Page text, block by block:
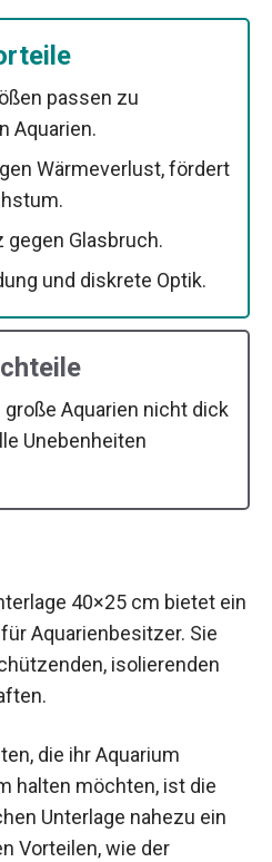
passen zu
Aquarien.
Wärmeverlust, fördert
Glasbruch.
und diskrete Optik.
Aquarien nicht dick
Unebenheiten
40×25 cm bietet ein
Aquarienbesitzer. Sie
isolierenden
die ihr Aquarium
halten möchten, ist die
Unterlage nahezu ein
Vorteilen, wie der